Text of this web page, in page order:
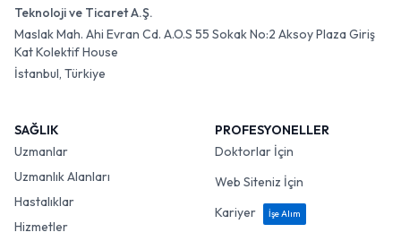
Teknoloji ve Ticaret A.Ş.
Maslak Mah. Ahi Evran Cd. A.O.S 55 Sokak No:2 Aksoy Plaza Giriş
Kat Kolektif House
İstanbul, Türkiye
SAĞLIK
Uzmanlar
Uzmanlık Alanları
Hastalıklar
Hizmetler
PROFESYONELLER
Doktorlar İçin
Web Siteniz İçin
Kariyer
İşe Alım